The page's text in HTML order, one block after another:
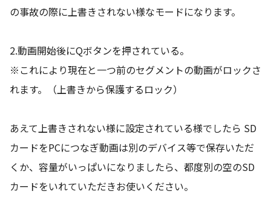
の事故の際に上書きされない様なモードになります。
2.動画開始後にQボタンを押されている。
※これにより現在と一つ前のセグメントの動画がロックさ
れます。（上書きから保護するロック）
あえて上書きされない様に設定されている様でしたら SD
カードをPCにつなぎ動画は別のデバイス等で保存いただ
くか、容量がいっぱいになりましたら、都度別の空のSD
カードをいれていただきお使いください。